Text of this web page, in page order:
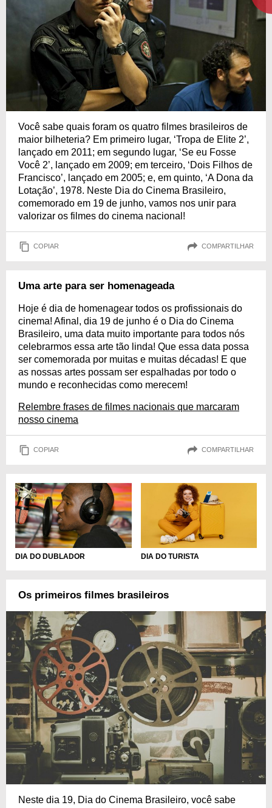
Você sabe quais foram os quatro filmes brasileiros de
maior bilheteria? Em primeiro lugar, ‘Tropa de Elite 2’,
lançado em 2011; em segundo lugar, ‘Se eu Fosse
Você 2’, lançado em 2009; em terceiro, ‘Dois Filhos de
Francisco’, lançado em 2005; e, em quinto, ‘A Dona da
Lotação’, 1978. Neste Dia do Cinema Brasileiro,
comemorado em 19 de junho, vamos nos unir para
valorizar os filmes do cinema nacional!
COPIAR COMPARTILHAR
Uma arte para ser homenageada
Hoje é dia de homenagear todos os profissionais do
cinema! Afinal, dia 19 de junho é o Dia do Cinema
Brasileiro, uma data muito importante para todos nós
celebrarmos essa arte tão linda! Que essa data possa
ser comemorada por muitas e muitas décadas! E que
as nossas artes possam ser espalhadas por todo o
mundo e reconhecidas como merecem!
Relembre frases de filmes nacionais que marcaram
nosso cinema
COPIAR COMPARTILHAR
DIA DO DUBLADOR DIA DO TURISTA
Os primeiros filmes brasileiros
Neste dia 19, Dia do Cinema Brasileiro, você sabe